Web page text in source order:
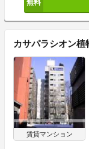
カサパラシオン植
賃貸マンション